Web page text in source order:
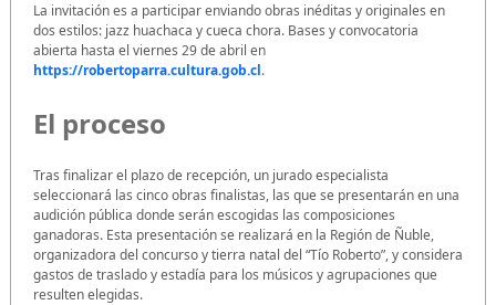
La invitación es a participar enviando obras inéditas y originales en
dos estilos: jazz huachaca y cueca chora. Bases y convocatoria
abierta hasta el viernes 29 de abril en
https://robertoparra.cultura.gob.cl.
El proceso
Tras finalizar el plazo de recepción, un jurado especialista
seleccionará las cinco obras finalistas, las que se presentarán en una
audición pública donde serán escogidas las composiciones
ganadoras. Esta presentación se realizará en la Región de Ñuble,
organizadora del concurso y tierra natal del “Tío Roberto”, y considera
gastos de traslado y estadía para los músicos y agrupaciones que
resulten elegidas.